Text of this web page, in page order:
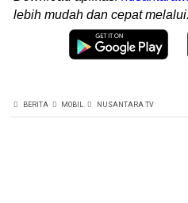
lebih mudah dan cepat
BERITA MOBIL NUSANTARA TV